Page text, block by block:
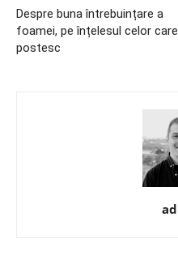
Despre buna întrebuințare a
foamei, pe înțelesul celor care
postesc